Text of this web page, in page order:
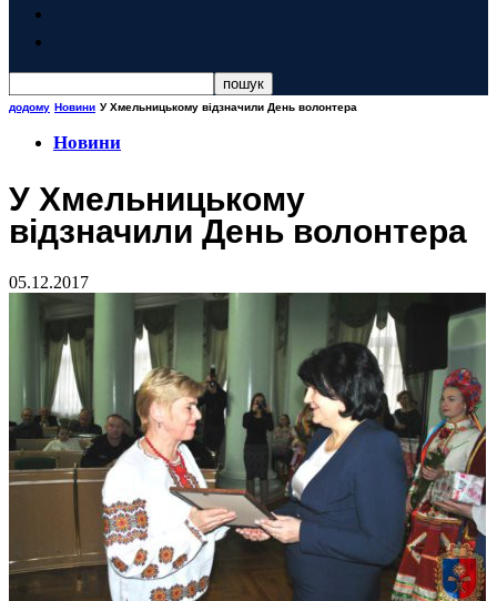
додому Новини У Хмельницькому відзначили День волонтера
Новини
У Хмельницькому
відзначили День волонтера
05.12.2017